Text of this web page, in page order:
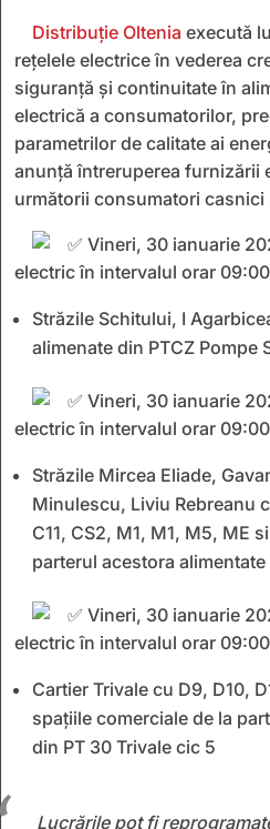
Distribuție Oltenia execută
rețelele electrice în vederea
siguranță și continuitate în
electrică a consumatorilor,
parametrilor de calitate ai
anunță întreruperea furnizării
următorii consumatori
Vineri, 30 ianuarie
electric în intervalul orar 09:00
Străzile Schitului, I
alimenate din PTCZ Pompe
Vineri, 30 ianuarie
electric în intervalul orar 09:00
Străzile Mircea Eliade,
Minulescu, Liviu Rebreanu
C11, CS2, M1, M1, M5, ME
parterul acestora alimentate
Vineri, 30 ianuarie
electric în intervalul orar 09:00
Cartier Trivale cu D9, D10,
spațiile comerciale de la
din PT 30 Trivale cic 5
Lucrările pot fi